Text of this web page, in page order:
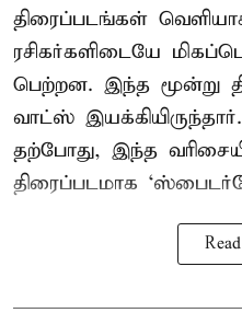
திரைப்படங்கள்
ரசிகர்களிடையே
பெற்றன. இந்த மூன்று
வாட்ஸ் இயக்கியிருந்தார்.
தற்போது, இந்த
திரைப்படமாக